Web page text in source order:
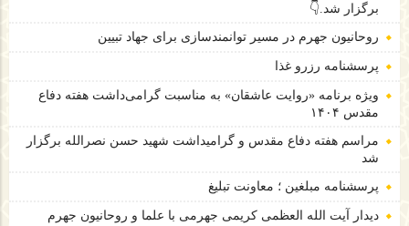
برگزار شد.👇
روحانیون جهرم در مسیر توانمندسازی برای جهاد تبیین
پرسشنامه رزرو غذا
ویژه برنامه «روایت عاشقان» به مناسبت گرامی‌داشت هفته دفاع
مقدس ۱۴۰۴
مراسم هفته دفاع مقدس و گرامیداشت شهید حسن نصرالله برگزار
شد
پرسشنامه مبلغین ؛ معاونت تبلیغ
دیدار آیت الله العظمی کریمی جهرمی با علما و روحانیون جهرم